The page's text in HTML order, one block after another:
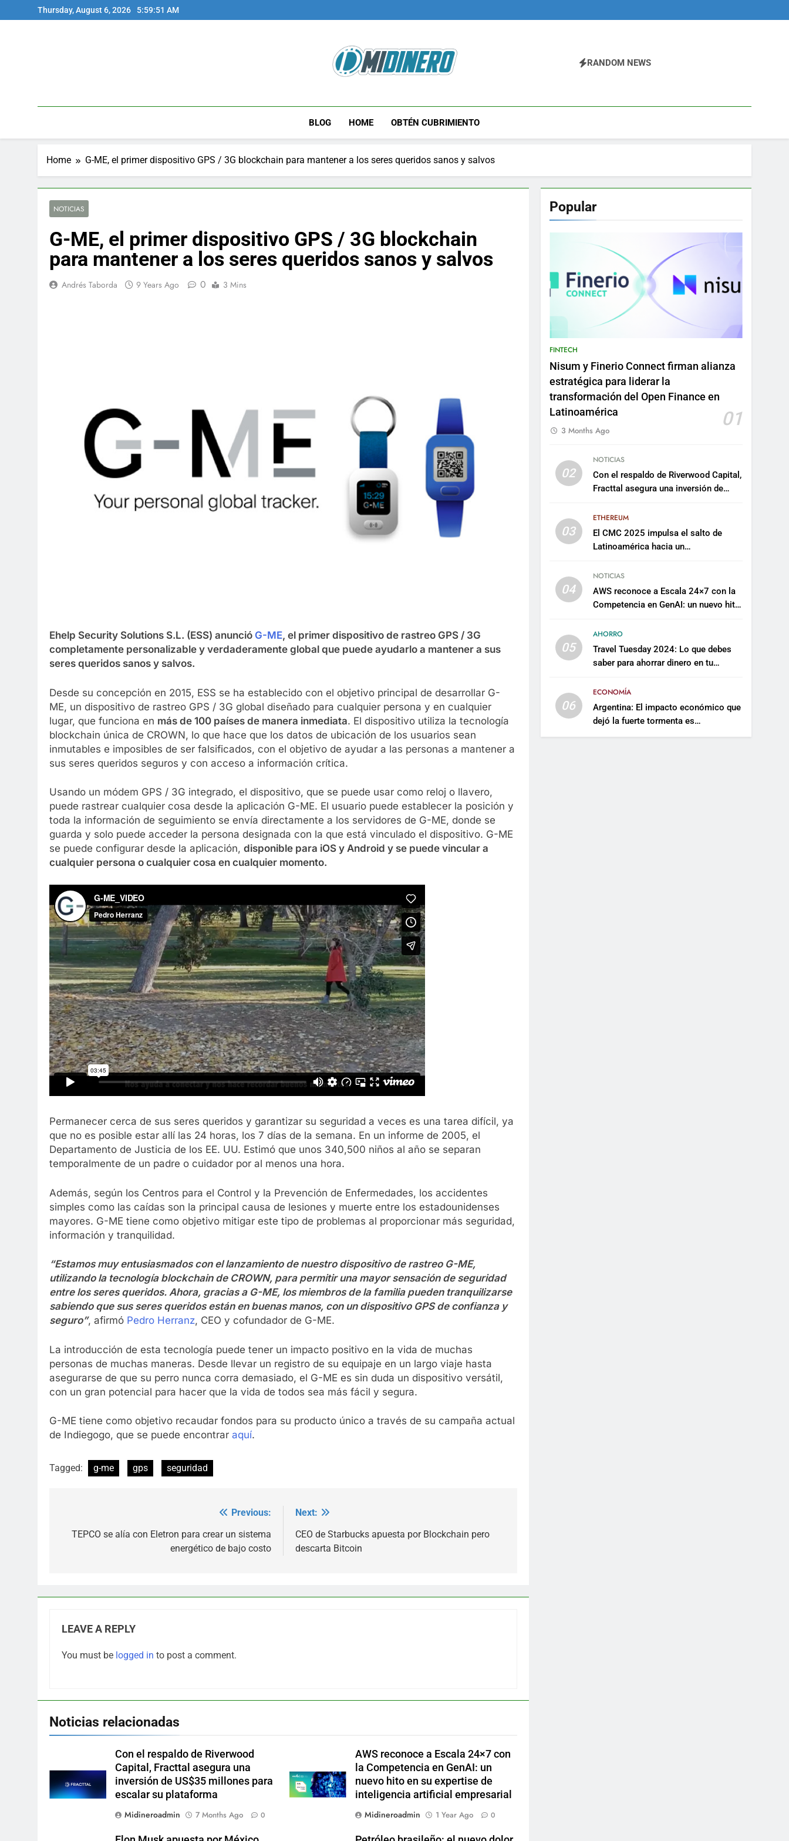
to
Thursday, August 6, 2026 5:59:52 AM
Midinero.co
RANDOM NEWS
BLOG HOME OBTÉN CUBRIMIENTO
Home G-ME, el primer dispositivo GPS / 3G blockchain para mantener a los seres queridos sanos y salvos
NOTICIAS
G-ME, el primer dispositivo GPS / 3G blockchain
para mantener a los seres queridos sanos y salvos
Andrés Taborda 9 Years Ago 0 3 Mins
Ehelp Security Solutions S.L. (ESS) anunció G-ME, el primer dispositivo de rastreo GPS / 3G
completamente personalizable y verdaderamente global que puede ayudarlo a mantener a sus
seres queridos sanos y salvos.
Desde su concepción en 2015, ESS se ha establecido con el objetivo principal de desarrollar G-
ME, un dispositivo de rastreo GPS / 3G global diseñado para cualquier persona y en cualquier
lugar, que funciona en más de 100 países de manera inmediata. El dispositivo utiliza la tecnología
blockchain única de CROWN, lo que hace que los datos de ubicación de los usuarios sean
inmutables e imposibles de ser falsificados, con el objetivo de ayudar a las personas a mantener a
sus seres queridos seguros y con acceso a información crítica.
Usando un módem GPS / 3G integrado, el dispositivo, que se puede usar como reloj o llavero,
puede rastrear cualquier cosa desde la aplicación G-ME. El usuario puede establecer la posición y
toda la información de seguimiento se envía directamente a los servidores de G-ME, donde se
guarda y solo puede acceder la persona designada con la que está vinculado el dispositivo. G-ME
se puede configurar desde la aplicación, disponible para iOS y Android y se puede vincular a
cualquier persona o cualquier cosa en cualquier momento.
Permanecer cerca de sus seres queridos y garantizar su seguridad a veces es una tarea difícil, ya
que no es posible estar allí las 24 horas, los 7 días de la semana. En un informe de 2005, el
Departamento de Justicia de los EE. UU. Estimó que unos 340,500 niños al año se separan
temporalmente de un padre o cuidador por al menos una hora.
Además, según los Centros para el Control y la Prevención de Enfermedades, los accidentes
simples como las caídas son la principal causa de lesiones y muerte entre los estadounidenses
mayores. G-ME tiene como objetivo mitigar este tipo de problemas al proporcionar más seguridad,
información y tranquilidad.
“Estamos muy entusiasmados con el lanzamiento de nuestro dispositivo de rastreo G-ME,
utilizando la tecnología blockchain de CROWN, para permitir una mayor sensación de seguridad
entre los seres queridos. Ahora, gracias a G-ME, los miembros de la familia pueden tranquilizarse
sabiendo que sus seres queridos están en buenas manos, con un dispositivo GPS de confianza y
seguro”, afirmó Pedro Herranz, CEO y cofundador de G-ME.
La introducción de esta tecnología puede tener un impacto positivo en la vida de muchas
personas de muchas maneras. Desde llevar un registro de su equipaje en un largo viaje hasta
asegurarse de que su perro nunca corra demasiado, el G-ME es sin duda un dispositivo versátil,
con un gran potencial para hacer que la vida de todos sea más fácil y segura.
G-ME tiene como objetivo recaudar fondos para su producto único a través de su campaña actual
de Indiegogo, que se puede encontrar aquí.
Tagged: g-me gps seguridad
navigation
Previous:
TEPCO se alía con Eletron para crear un sistema
energético de bajo costo
Next:
CEO de Starbucks apuesta por Blockchain pero
descarta Bitcoin
LEAVE A REPLY
You must be logged in to post a comment.
Noticias relacionadas
Con el respaldo de Riverwood
Capital, Fracttal asegura una
inversión de US$35 millones para
escalar su plataforma
Midineroadmin
7 Months Ago 0
AWS reconoce a Escala 24×7 con
la Competencia en GenAI: un
nuevo hito en su expertise de
inteligencia artificial empresarial
Midineroadmin
1 Year Ago 0
Popular
FINTECH
Nisum y Finerio Connect firman alianza
estratégica para liderar la
transformación del Open Finance en
Latinoamérica
01
3 Months Ago
02
NOTICIAS
Con el respaldo de Riverwood Capital,
Fracttal asegura una inversión de
plataforma
03
ETHEREUM
El CMC 2025 impulsa el salto de
Latinoamérica hacia un
sostenible
04
NOTICIAS
AWS reconoce a Escala 24×7 con la
Competencia en GenAI: un nuevo hito
artificial empresarial
05
AHORRO
Travel Tuesday 2024: Lo que debes
saber para ahorrar dinero en tu
06
ECONOMÍA
Argentina: El impacto económico que
dejó la fuerte tormenta es
incalculable